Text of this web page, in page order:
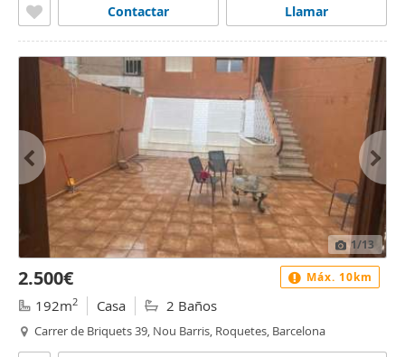
Llamar
Contactar
1/13
2.500€
192m2 Casa 2 Baños
Carrer de Briquets 39, Nou Barris, Roquetes, Barcelona
Máx. 10km